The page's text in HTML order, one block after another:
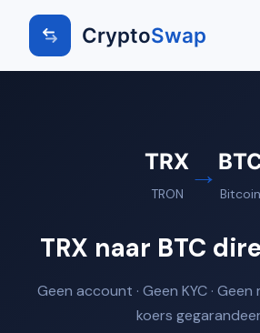
CryptoSwap
TRX
TRON
→
Bitcoin
TRX naar BTC
Geen account · Geen KYC · Geen
koers